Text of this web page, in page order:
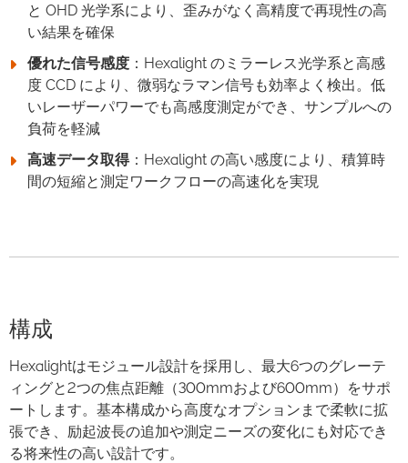
と OHD 光学系により、歪みがなく高精度で再現性の高
い結果を確保
優れた信号感度 ：Hexalight のミラーレス光学系と高感
度 CCD により、微弱なラマン信号も効率よく検出。低
いレーザーパワーでも高感度測定ができ、サンプルへの
負荷を軽減
高速データ取得：Hexalight の高い感度により、積算時
間の短縮と測定ワークフローの高速化を実現
構成
Hexalightはモジュール設計を採用し、最大6つのグレーテ
ィングと2つの焦点距離（300mmおよび600mm）をサポ
ートします。基本構成から高度なオプションまで柔軟に拡
張でき、励起波長の追加や測定ニーズの変化にも対応でき
る将来性の高い設計です。